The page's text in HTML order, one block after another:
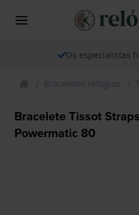
Os especialistas
Braceletes relogios
Bracelete Tissot
Powermatic 80